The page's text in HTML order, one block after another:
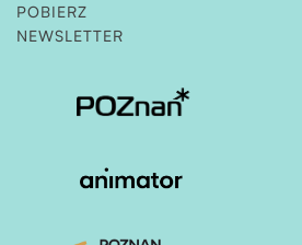
POBIERZ
NEWSLETTER
Otwiera stronę w nowej karcie
Otwiera stronę w nowej karcie